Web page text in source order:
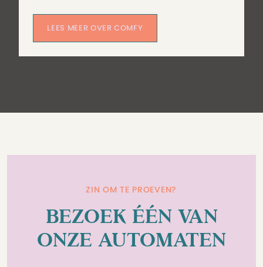
LEES MEER OVER COMFY
ZIN OM TE PROEVEN?
BEZOEK ÉÉN VAN
ONZE AUTOMATEN